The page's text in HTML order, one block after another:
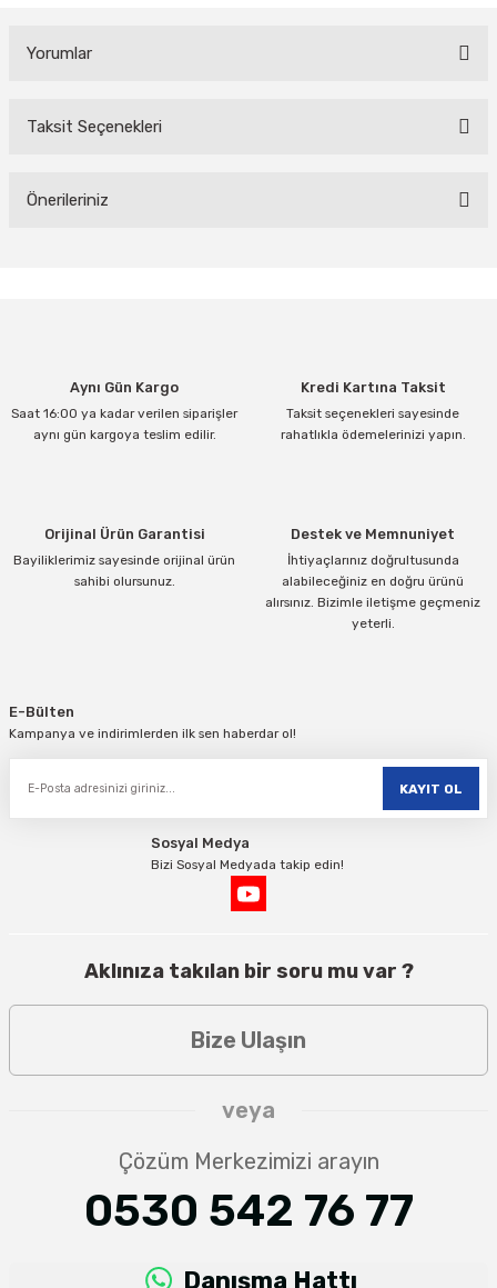
Yorumlar
Bu ürüne ilk yorumu siz yapın!
Taksit Seçenekleri
Önerileriniz
Ürün açıklamasında eksik bilgiler bulunuyor.
Ürün bilgilerinde hatalar bulunuyor.
Aynı Gün Kargo
Saat 16:00 ya kadar verilen siparişler
aynı gün kargoya teslim edilir.
Kredi Kartına Taksit
Taksit seçenekleri sayesinde
rahatlıkla ödemelerinizi yapın.
Orijinal Ürün Garantisi
Bayiliklerimiz sayesinde orijinal ürün
sahibi olursunuz.
Destek ve Memnuniyet
İhtiyaçlarınız doğrultusunda
alabileceğiniz en doğru ürünü
alırsınız. Bizimle iletişme geçmeniz
yeterli.
E-Bülten
Kampanya ve indirimlerden ilk sen haberdar ol!
KAYIT OL
Sosyal Medya
Bizi Sosyal Medyada takip edin!
Aklınıza takılan bir soru mu var ?
Bize Ulaşın
veya
Çözüm Merkezimizi arayın
0530 542 76 77
Danışma Hattı